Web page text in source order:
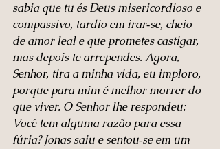
sabia que tu és Deus misericordioso e
compassivo, tardio em irar‑se, cheio
de amor leal e que prometes castigar,
mas depois te arrependes. Agora,
Senhor, tira a minha vida, eu imploro,
porque para mim é melhor morrer do
que viver. O Senhor lhe respondeu: ―
Você tem alguma razão para essa
fúria? Jonas saiu e sentou‑se em um